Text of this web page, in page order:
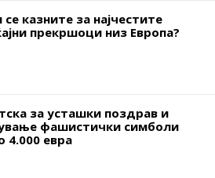
казните за најчестите
прекршоци низ Европа?
за усташки поздрав и
фашистички симболи
4.000 евра